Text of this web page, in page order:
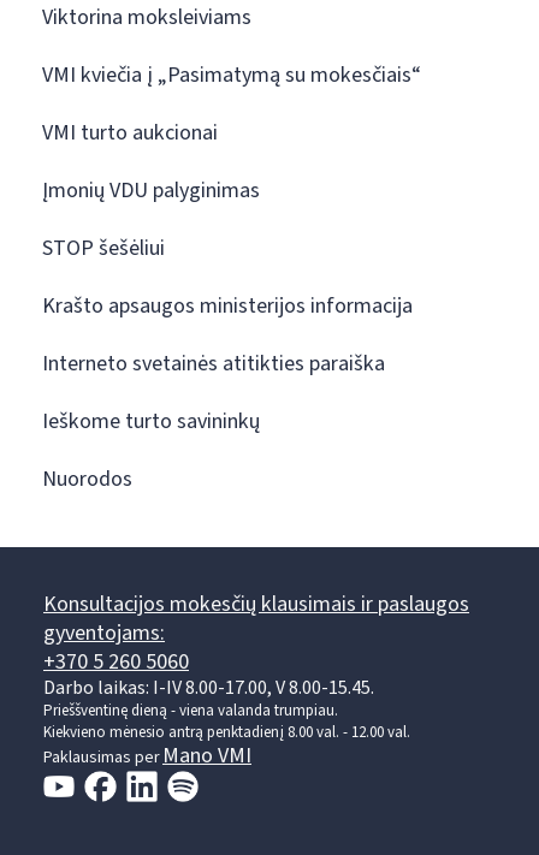
Viktorina moksleiviams
VMI kviečia į „Pasimatymą su mokesčiais“
VMI turto aukcionai
Įmonių VDU palyginimas
STOP šešėliui
Krašto apsaugos ministerijos informacija
Interneto svetainės atitikties paraiška
Ieškome turto savininkų
Nuorodos
Konsultacijos mokesčių klausimais ir paslaugos
gyventojams:
+370 5 260 5060
Darbo laikas: I-IV 8.00-17.00, V 8.00-15.45.
Prieššventinę dieną - viena valanda trumpiau.
Kiekvieno mėnesio antrą penktadienį 8.00 val. - 12.00 val.
Paklausimas per Mano VMI